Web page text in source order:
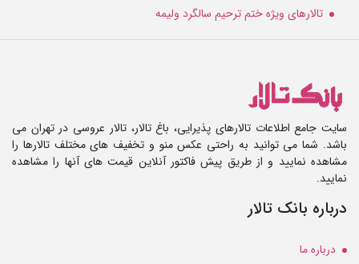
تالارهای ویژه ختم ترحیم سالگرد ولیمه
سایت جامع اطلاعات تالارهای پذیرایی، باغ تالار، تالار عروسی در تهران می
باشد. شما می توانید به راحتی عکس منو و تخفیف های مختلف تالارها را
مشاهده نمایید و از طریق پیش فاکتور آنلاین قیمت های آنها را مشاهده
نمایید.
درباره بانک تالار
درباره ما